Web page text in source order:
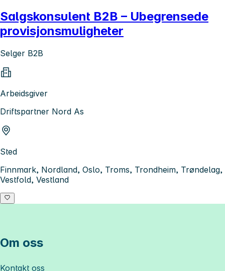
Salgskonsulent B2B – Ubegrensede
provisjonsmuligheter
Selger B2B
Arbeidsgiver
Driftspartner Nord As
Sted
Finnmark, Nordland, Oslo, Troms, Trondheim, Trøndelag,
Vestfold, Vestland
Om oss
Kontakt oss